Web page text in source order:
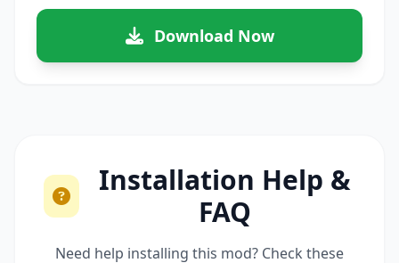
Download Now
Installation Help &
FAQ
Need help installing this mod? Check these